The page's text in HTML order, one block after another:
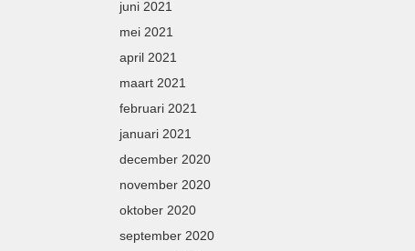
juni 2021
mei 2021
april 2021
maart 2021
februari 2021
januari 2021
december 2020
november 2020
oktober 2020
september 2020